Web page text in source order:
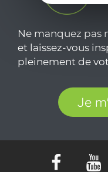
Ne manquez pas
et laissez-vous
pleinement de
Je